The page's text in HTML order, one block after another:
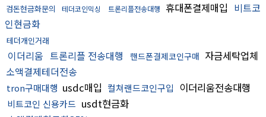
검돈현금화문의 테더코인믹싱 트론리플전송대행 휴대폰결제매입 비트코
인현금화
테더개인거래
이더리움 트론리플 전송대행 핸드폰결제코인구매 자금세탁업체
소액결제테더전송
tron구매대행 usdc매입 컬쳐랜드코인구입 이더리움전송대행
비트코인 신용카드 usdt현금화